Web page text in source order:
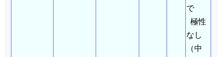
で
極性
なし
（中